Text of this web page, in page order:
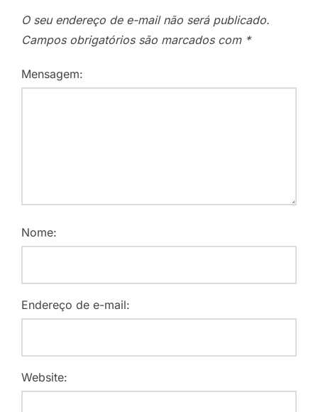
O seu endereço de e-mail não será publicado.
Campos obrigatórios são marcados com *
Mensagem:
Nome:
Endereço de e-mail:
Website: